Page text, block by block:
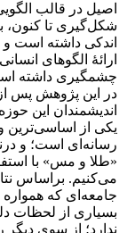
اصیل در قالب
شکل‌گیری تا کنون،
اندکی داشته است
ارائۀ الگوهای
چشمگیری داشته
در این پژوهش پس از
اندیشمندان این
یکی از اساسی‌ترین
رسانه‌ای است؛ و
«طلا و مس» با
می‌کنیم. براساس
جامعه‌ای که همواره
بسیاری از لحظات
ندارد؛ از سوی